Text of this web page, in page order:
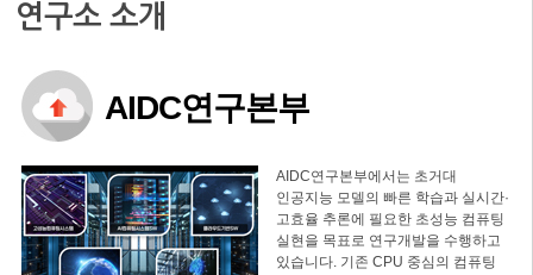
연구소 소개
AIDC연구본부
AIDC연구본부에서는 초거대
인공지능 모델의 빠른 학습과 실시간·
고효율 추론에 필요한 초성능 컴퓨팅
실현을 목표로 연구개발을 수행하고
있습니다. 기존 CPU 중심의 컴퓨팅